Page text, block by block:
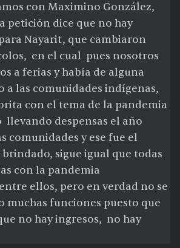
con Maximino González,
petición dice que no hay
Nayarit, que cambiaron
en el cual pues nosotros
a ferias y había de alguna
a las comunidades indígenas,
con el tema de la pandemia
llevando despensas el año
comunidades y ese fue el
brindado, sigue igual que todas
con la pandemia
ellos, pero en verdad no se
muchas funciones puesto que
no hay ingresos, no hay